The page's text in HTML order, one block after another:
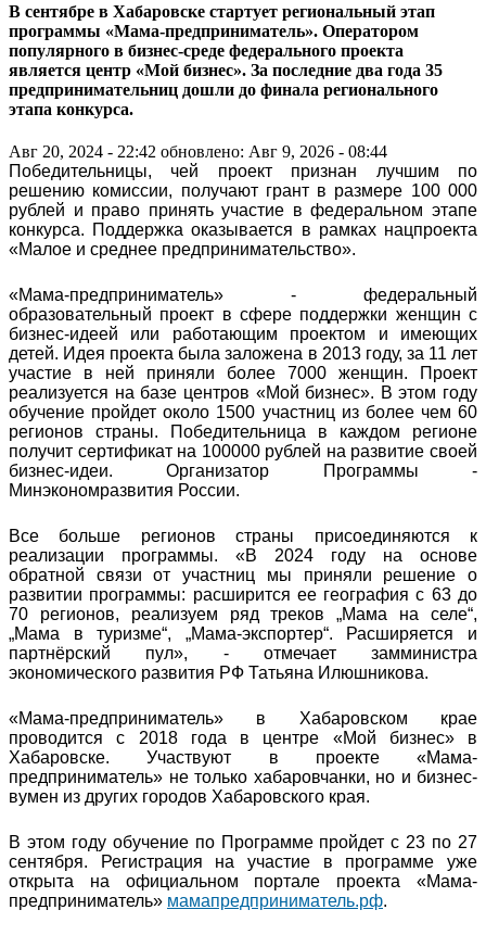
В сентябре в Хабаровске стартует региональный этап
программы «Мама-предприниматель». Оператором
популярного в бизнес-среде федерального проекта
является центр «Мой бизнес». За последние два года 35
предпринимательниц дошли до финала регионального
этапа конкурса.
Авг 20, 2024 - 22:42 обновлено: Авг 9, 2026 - 08:44
Победительницы, чей проект признан лучшим по
решению комиссии, получают грант в размере 100 000
рублей и право принять участие в федеральном этапе
конкурса. Поддержка оказывается в рамках нацпроекта
«Малое и среднее предпринимательство».
«Мама-предприниматель» - федеральный
образовательный проект в сфере поддержки женщин с
бизнес-идеей или работающим проектом и имеющих
детей. Идея проекта была заложена в 2013 году, за 11 лет
участие в ней приняли более 7000 женщин. Проект
реализуется на базе центров «Мой бизнес». В этом году
обучение пройдет около 1500 участниц из более чем 60
регионов страны. Победительница в каждом регионе
получит сертификат на 100000 рублей на развитие своей
бизнес-идеи. Организатор Программы -
Минэкономразвития России.
Все больше регионов страны присоединяются к
реализации программы. «В 2024 году на основе
обратной связи от участниц мы приняли решение о
развитии программы: расширится ее география с 63 до
70 регионов, реализуем ряд треков „Мама на селе“,
„Мама в туризме“, „Мама-экспортер“. Расширяется и
партнёрский пул», - отмечает замминистра
экономического развития РФ Татьяна Илюшникова.
«Мама-предприниматель» в Хабаровском крае
проводится с 2018 года в центре «Мой бизнес» в
Хабаровске. Участвуют в проекте «Мама-
предприниматель» не только хабаровчанки, но и бизнес-
вумен из других городов Хабаровского края.
В этом году обучение по Программе пройдет с 23 по 27
сентября. Регистрация на участие в программе уже
открыта на официальном портале проекта «Мама-
предприниматель» мамапредприниматель.рф.